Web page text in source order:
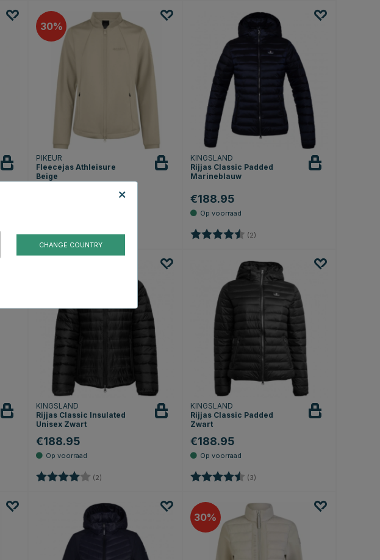
30
PIKEUR
Fleecejas Athleisure
Beige
€149.95
KINGSLAND
Rijjas Classic Padded
Marineblauw
€188.95
Beoordeling: (2)
KINGSLAND
Rijjas Classic Insulated
Unisex Zwart
€188.95
Beoordeling: (2)
KINGSLAND
Rijjas Classic Padded
Zwart
€188.95
Beoordeling: (3)
30
CHANGE COUNTRY